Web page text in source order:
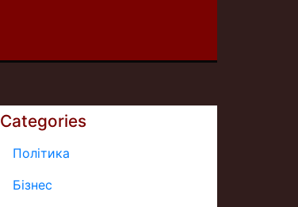
Categories
Політика
Бізнес